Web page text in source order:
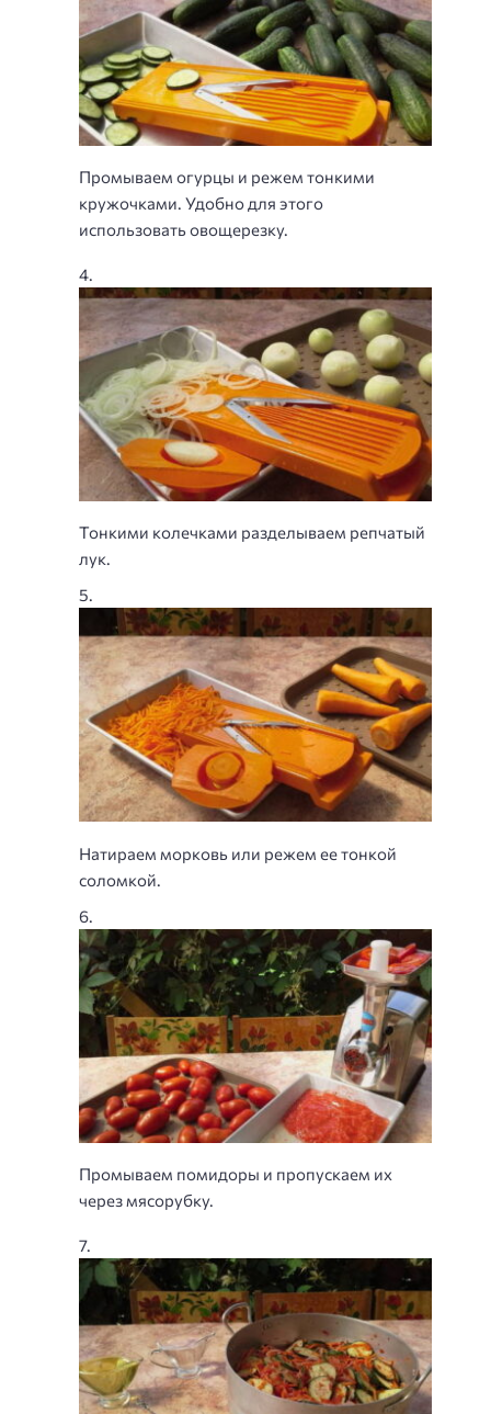
Промываем огурцы и режем тонкими
кружочками. Удобно для этого
использовать овощерезку.
Тонкими колечками разделываем репчатый
лук.
Натираем морковь или режем ее тонкой
соломкой.
Промываем помидоры и пропускаем их
через мясорубку.